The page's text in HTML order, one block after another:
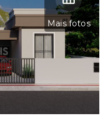
Mais fotos